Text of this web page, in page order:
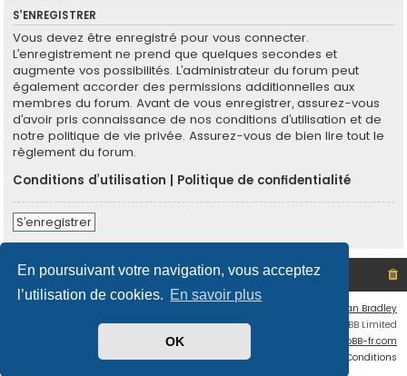
En poursuivant votre navigation, vous acceptez
l’utilisation de cookies. En savoir plus
OK
S’ENREGISTRER
Vous devez être enregistré pour vous connecter.
L’enregistrement ne prend que quelques secondes et
augmente vos possibilités. L’administrateur du forum peut
également accorder des permissions additionnelles aux
membres du forum. Avant de vous enregistrer, assurez-vous
d’avoir pris connaissance de nos conditions d’utilisation et de
notre politique de vie privée. Assurez-vous de bien lire tout le
règlement du forum.
Conditions d’utilisation
Politique de confidentialité
S’enregistrer
Site non officiel sur le SCO d'Angers Index du forum
Ian Bradley
Développé parphpBB® Forum Software © phpBB Limited
phpBB-fr.com
Conditions